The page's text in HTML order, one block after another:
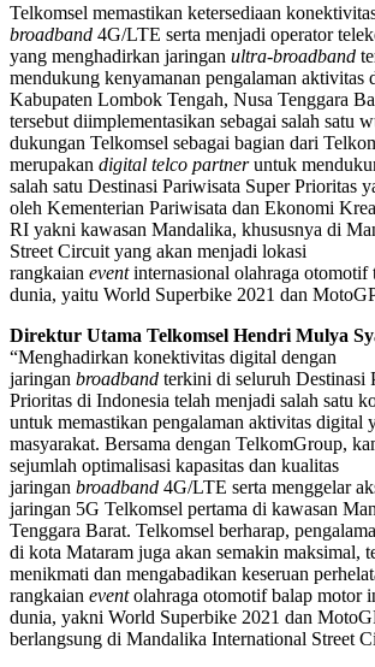
Telkomsel memastikan ketersediaan
broadband 4G/LTE serta menjadi operator
yang menghadirkan jaringan ultra-broadband
mendukung kenyamanan pengalaman aktivitas
Kabupaten Lombok Tengah, Nusa Tenggara
tersebut diimplementasikan sebagai salah satu
dukungan Telkomsel sebagai bagian dari
merupakan digital telco partneruntuk
salah satu Destinasi Pariwisata Super Prioritas
oleh Kementerian Pariwisata dan Ekonomi
RI yakni kawasan Mandalika, khususnya di
Street Circuit yang akan menjadi lokasi
rangkaian eventinternasional olahraga otomotif
dunia, yaitu World Superbike 2021 dan
Direktur Utama Telkomsel Hendri Mulya
“Menghadirkan konektivitas digital dengan
jaringan broadband terkini di seluruh Destinasi
Prioritas di Indonesia telah menjadi salah satu
untuk memastikan pengalaman aktivitas digital
masyarakat. Bersama dengan TelkomGroup,
sejumlah optimalisasi kapasitas dan kualitas
jaringan broadband 4G/LTE serta menggelar
jaringan 5G Telkomsel pertama di kawasan
Tenggara Barat. Telkomsel berharap,
di kota Mataram juga akan semakin maksimal,
menikmati dan mengabadikan keseruan
rangkaian eventolahraga otomotif balap motor
dunia, yakni World Superbike 2021 dan
berlangsung di Mandalika International Street